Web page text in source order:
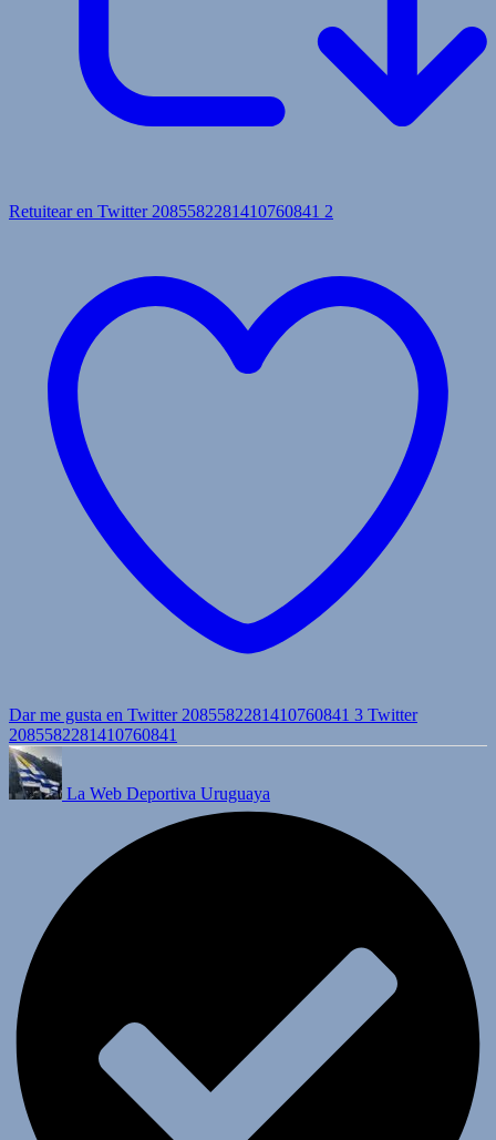
Retuitear en Twitter 2085582281410760841 2
Dar me gusta en Twitter 2085582281410760841 3 Twitter
2085582281410760841
La Web Deportiva Uruguaya